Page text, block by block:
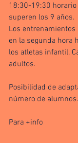
18:30-19:30
superen los 9 años.
Los
en la segunda hora
los atletas infantil,
adultos.
Posibilidad de
número de alumnos.
Para +info